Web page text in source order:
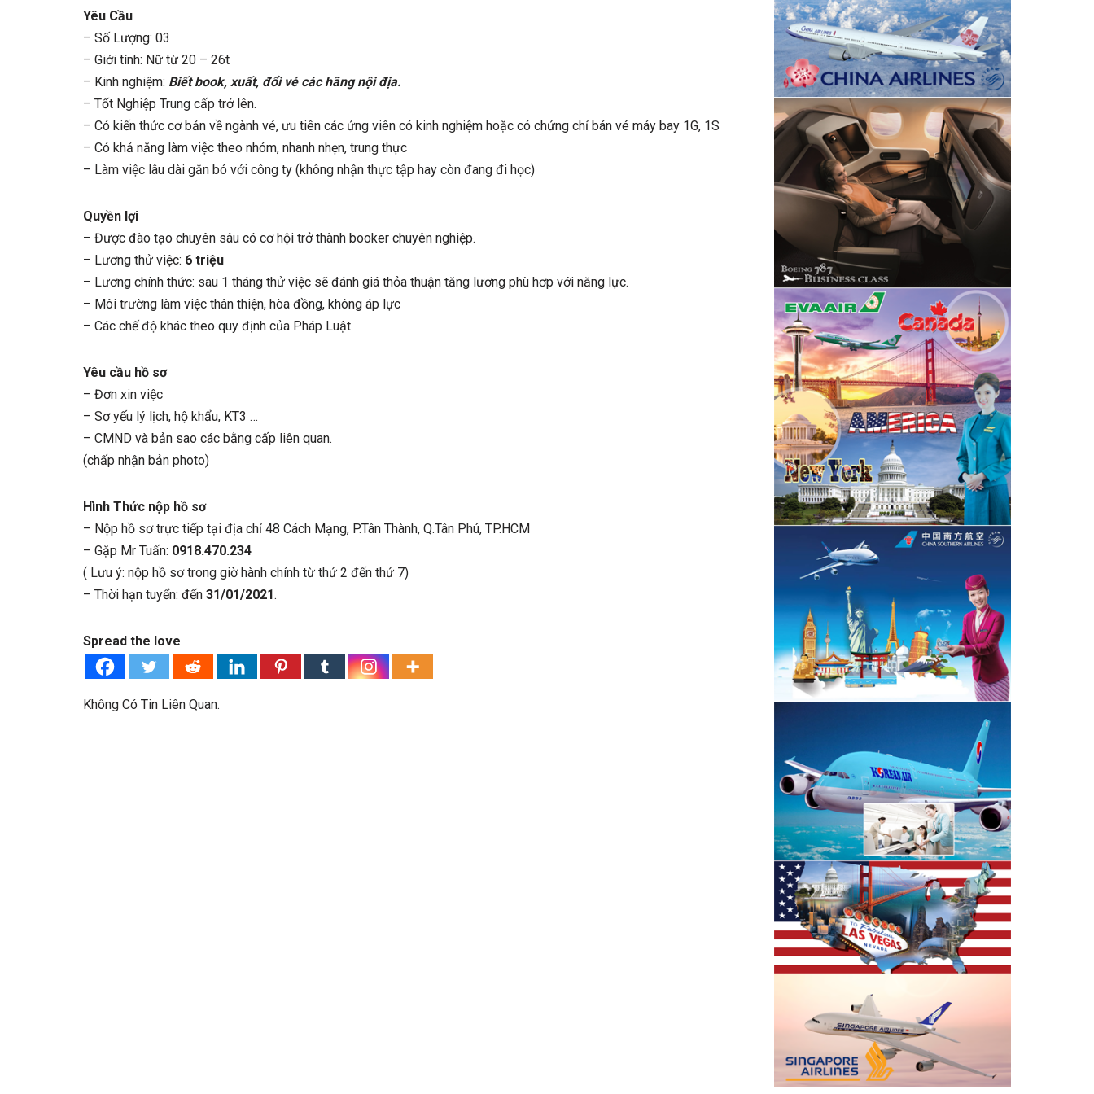
Yêu Cầu
– Số Lượng: 03
– Giới tính: Nữ từ 20 – 26t
– Kinh nghiệm: Biết book, xuất, đổi vé các hãng nội địa.
– Tốt Nghiệp Trung cấp trở lên.
– Có kiến thức cơ bản về ngành vé, ưu tiên các ứng viên có kinh nghiệm hoặc có chứng chỉ bán vé máy bay 1G, 1S
– Có khả năng làm việc theo nhóm, nhanh nhẹn, trung thực
– Làm việc lâu dài gắn bó với công ty (không nhận thực tập hay còn đang đi học)
Quyền lợi
– Được đào tạo chuyên sâu có cơ hội trở thành booker chuyên nghiệp.
– Lương thử việc: 6 triệu
– Lương chính thức: sau 1 tháng thử việc sẽ đánh giá thỏa thuận tăng lương phù hơp với năng lực.
– Môi trường làm việc thân thiện, hòa đồng, không áp lực
– Các chế độ khác theo quy định của Pháp Luật
Yêu cầu hồ sơ
– Đơn xin việc
– Sơ yếu lý lịch, hộ khẩu, KT3 …
– CMND và bản sao các bằng cấp liên quan.
(chấp nhận bản photo)
Hình Thức nộp hồ sơ
– Nộp hồ sơ trực tiếp tại địa chỉ 48 Cách Mạng, P.Tân Thành, Q.Tân Phú, TP.HCM
– Gặp Mr Tuấn: 0918.470.234
( Lưu ý: nộp hồ sơ trong giờ hành chính từ thứ 2 đến thứ 7)
– Thời hạn tuyển: đến 31/01/2021.
Spread the love
Không Có Tin Liên Quan.